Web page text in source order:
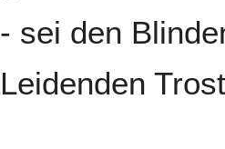
- sei den
Leidenden